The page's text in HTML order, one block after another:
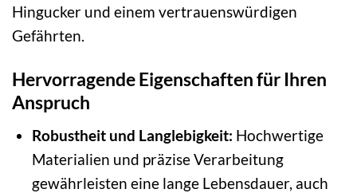
Hingucker und einem vertrauenswürdigen
Gefährten.
Hervorragende Eigenschaften für Ihren
Anspruch
Robustheit und Langlebigkeit: Hochwertige
Materialien und präzise Verarbeitung
gewährleisten eine lange Lebensdauer, auch